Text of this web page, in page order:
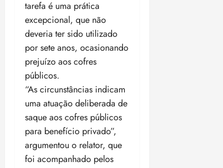
tarefa é uma prática
excepcional, que não
deveria ter sido utilizado
por sete anos, ocasionando
prejuízo aos cofres
públicos.
“As circunstâncias indicam
uma atuação deliberada de
saque aos cofres públicos
para benefício privado”,
argumentou o relator, que
foi acompanhado pelos